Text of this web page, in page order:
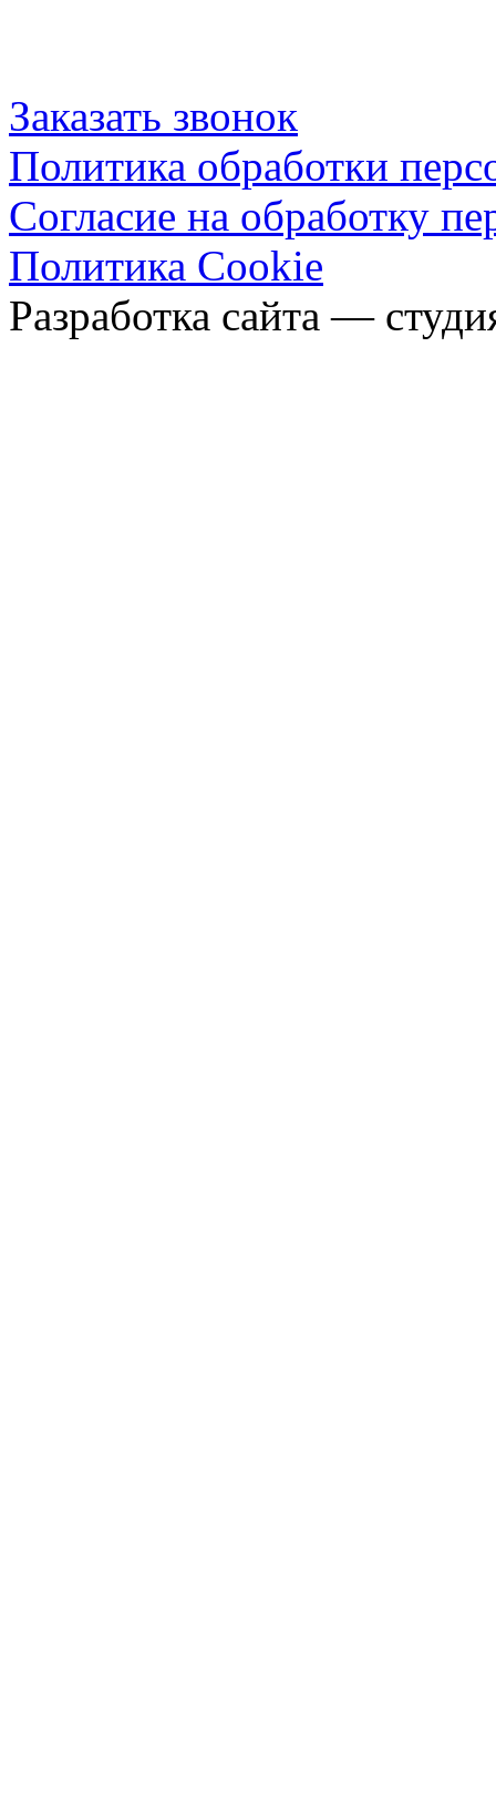
Заказать звонок
Политика обработки
Согласие на обработку
Политика Cookie
Разработка сайта —